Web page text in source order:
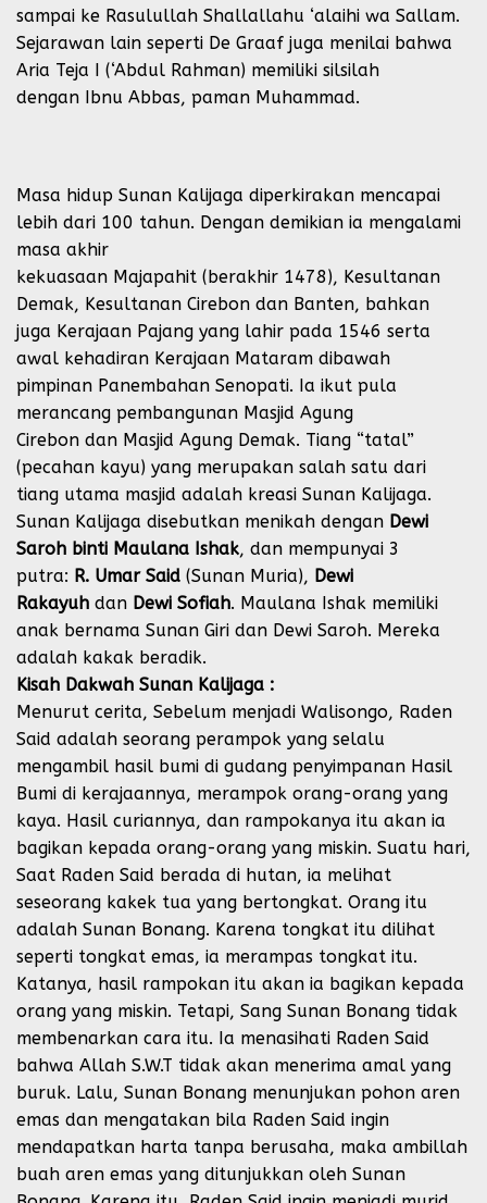
sampai ke Rasulullah Shallallahu ‘alaihi wa Sallam.
Sejarawan lain seperti De Graaf juga menilai bahwa
Aria Teja I (‘Abdul Rahman) memiliki silsilah
dengan Ibnu Abbas, paman Muhammad.
Masa hidup Sunan Kalijaga diperkirakan mencapai
lebih dari 100 tahun. Dengan demikian ia mengalami
masa akhir
kekuasaan Majapahit (berakhir 1478), Kesultanan
Demak, Kesultanan Cirebon dan Banten, bahkan
juga Kerajaan Pajang yang lahir pada 1546 serta
awal kehadiran Kerajaan Mataram dibawah
pimpinan Panembahan Senopati. Ia ikut pula
merancang pembangunan Masjid Agung
Cirebon dan Masjid Agung Demak. Tiang “tatal”
(pecahan kayu) yang merupakan salah satu dari
tiang utama masjid adalah kreasi Sunan Kalijaga.
Sunan Kalijaga disebutkan menikah dengan Dewi
Saroh binti Maulana Ishak, dan mempunyai 3
putra: R. Umar Said (Sunan Muria), Dewi
Rakayuh dan Dewi Sofiah. Maulana Ishak memiliki
anak bernama Sunan Giri dan Dewi Saroh. Mereka
adalah kakak beradik.
Kisah Dakwah Sunan Kalijaga :
Menurut cerita, Sebelum menjadi Walisongo, Raden
Said adalah seorang perampok yang selalu
mengambil hasil bumi di gudang penyimpanan Hasil
Bumi di kerajaannya, merampok orang-orang yang
kaya. Hasil curiannya, dan rampokanya itu akan ia
bagikan kepada orang-orang yang miskin. Suatu hari,
Saat Raden Said berada di hutan, ia melihat
seseorang kakek tua yang bertongkat. Orang itu
adalah Sunan Bonang. Karena tongkat itu dilihat
seperti tongkat emas, ia merampas tongkat itu.
Katanya, hasil rampokan itu akan ia bagikan kepada
orang yang miskin. Tetapi, Sang Sunan Bonang tidak
membenarkan cara itu. Ia menasihati Raden Said
bahwa Allah S.W.T tidak akan menerima amal yang
buruk. Lalu, Sunan Bonang menunjukan pohon aren
emas dan mengatakan bila Raden Said ingin
mendapatkan harta tanpa berusaha, maka ambillah
buah aren emas yang ditunjukkan oleh Sunan